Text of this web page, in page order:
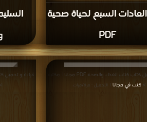
رشيق PDF مجانا | مكتبة >